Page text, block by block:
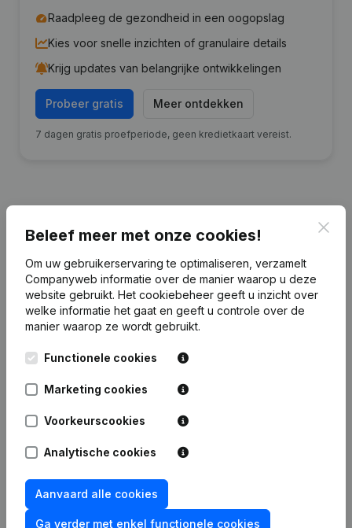
Raadpleeg de gezondheid in een oogopslag
Kies voor snelle inzichten of granulaire details
Krijg updates van belangrijke ontwikkelingen
Probeer gratis Meer ontdekken
7 dagen gratis proefperiode, geen kredietkaart vereist.
Financiële gegevens van De Bruycker
2016 2015 2014
vermogen
-428.372 €
Brutomarge €-7.616
Publicaties van De Bruycker W.
Beleef meer met onze cookies!
Om uw gebruikerservaring te optimaliseren, verzamelt
Companyweb informatie over de manier waarop u deze
website gebruikt. Het cookiebeheer geeft u inzicht over
welke informatie het gaat en geeft u controle over de
manier waarop ze wordt gebruikt.
Functionele cookies
Marketing cookies
Voorkeurscookies
Analytische cookies
Aanvaard alle cookies
Ga verder met enkel functionele cookies